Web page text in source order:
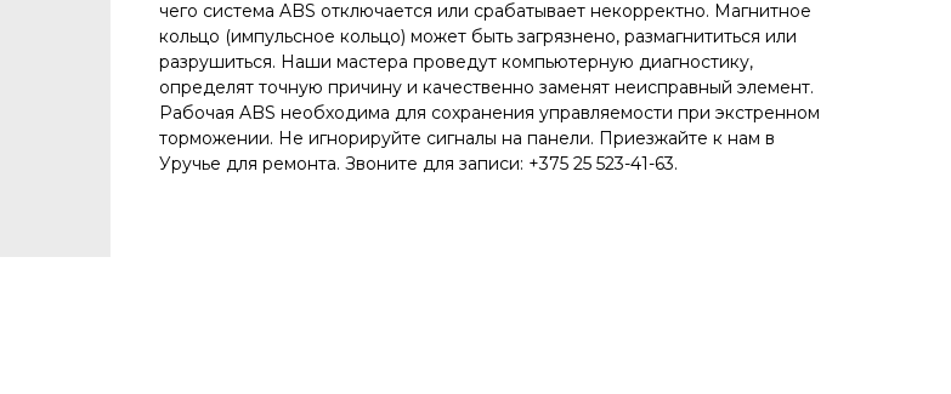
чего система ABS отключается или срабатывает некорректно. Магнитное
кольцо (импульсное кольцо) может быть загрязнено, размагнититься или
разрушиться. Наши мастера проведут компьютерную диагностику,
определят точную причину и качественно заменят неисправный элемент.
Рабочая ABS необходима для сохранения управляемости при экстренном
торможении. Не игнорируйте сигналы на панели. Приезжайте к нам в
Уручье для ремонта. Звоните для записи: +375 25 523-41-63.